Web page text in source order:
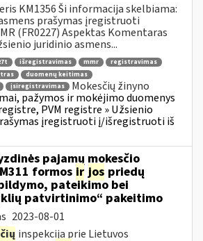
KM1356 Ši informacija skelbiama:
prašymas įregistruoti
(FR0227) Aspektas Komentaras
juridinio asmens...
išregistravimas mmr
registravimas
duomenų keitimas
įsiregistravimas
Mokesčių žinyno
pažymos ir mokėjimo duomenys
PVM registre » Užsienio
įregistruoti į/išregistruoti iš
pajamų mokesčio
formos ir jos priedų
pateikimo bei
patvirtinimo“ pakeitimo
2023-08-01
inspekcija prie Lietuvos